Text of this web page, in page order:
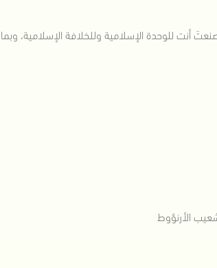
أنت للوحدة الإسلامية وللخلافة الإسلامية،